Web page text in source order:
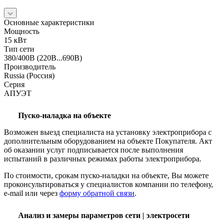
Основные характеристики
Мощность
15 кВт
Тип сети
380/400В (220В...690В)
Производитель
Russia (Россия)
Серия
АПУЭТ
Пуско-наладка на объекте
Возможен выезд специалиста на установку электроприбора с
дополнительным оборудованием на объекте Покупателя. Акт
об оказании услуг подписывается после выполнения
испытаний в различных режимах работы электроприбора.
По стоимости, срокам пуско-наладки на объекте, Вы можете
проконсультироваться у специалистов компании по телефону,
e-mail или через форму обратной связи.
Анализ и замеры параметров сети | электросети